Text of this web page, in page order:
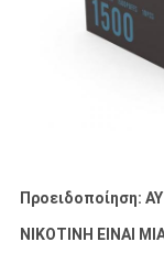
Προειδοποίηση:
ΝΙΚΟΤΙΝΗ ΕΙΝΑΙ